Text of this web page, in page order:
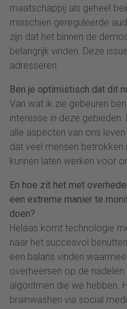
maatschappij als geheel
misschien gereguleerde
zijn dat het binnen de
belangrijk vinden. Deze
adresseren.
Ben je optimistisch dat dit
Van wat ik zie gebeuren
interesse in deze
alle aspecten van ons
dat veel mensen betrokken
kunnen laten werken voor
En hoe zit het met
een extreme manier te
doen?
Helaas komt technologie
naar het succesvol
een balans vinden
overheersen op de
algoritmen die we hebben.
brainwashen via social